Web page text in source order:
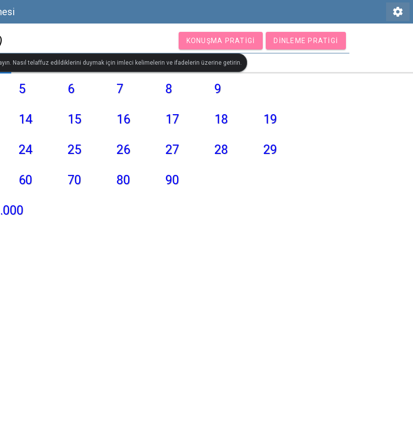
settings
KONUŞMA PRATIGI DINLEME PRATIGI
Nasıl telaffuz edildiklerini duymak için imleci kelimelerin ve ifadelerin üzerine getirin.
5 6 7 8 9
14 15 16 17 18 19
24 25 26 27 28 29
60 70 80 90